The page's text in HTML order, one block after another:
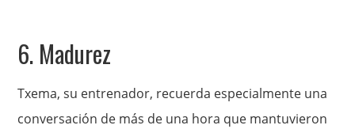
6. Madurez
Txema, su entrenador, recuerda especialmente una
conversación de más de una hora que mantuvieron